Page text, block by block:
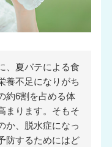
、夏バテによる食
養不足になりがち
約6割を占める体
まります。そもそ
か、脱水症になっ
防するためにはど